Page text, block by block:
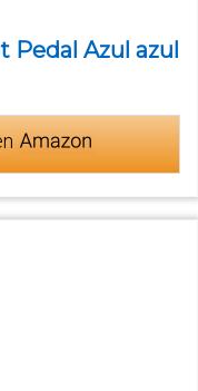
Pedal Azul azul